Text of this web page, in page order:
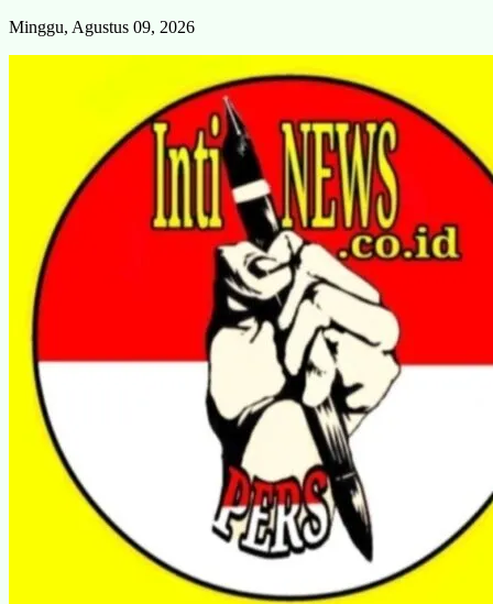
Skip
Minggu, Agustus 09, 2026